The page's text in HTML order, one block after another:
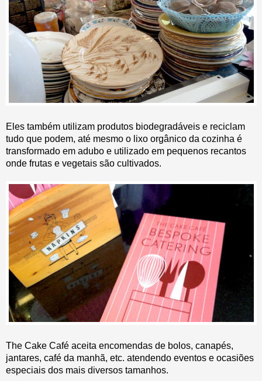
Eles também utilizam produtos biodegradáveis e reciclam
tudo que podem, até mesmo o lixo orgânico da cozinha é
transformado em adubo e utilizado em pequenos recantos
onde frutas e vegetais são cultivados.
The Cake Café aceita encomendas de bolos, canapés,
jantares, café da manhã, etc. atendendo eventos e ocasiões
especiais dos mais diversos tamanhos.